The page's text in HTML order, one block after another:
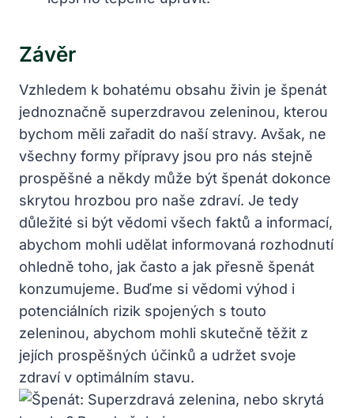
Závěr
Vzhledem k bohatému obsahu živin je špenát
jednoznačně superzdravou zeleninou, kterou
bychom měli zařadit do naší stravy. Avšak, ne
všechny formy přípravy jsou pro nás stejně
prospěšné a někdy může být špenát dokonce
skrytou hrozbou pro naše zdraví. Je tedy
důležité si být vědomi všech faktů a informací,
abychom mohli udělat informovaná rozhodnutí
ohledně toho, jak často a jak přesně špenát
konzumujeme. Buďme si vědomi výhod i
potenciálních rizik spojených s touto
zeleninou, abychom mohli skutečně těžit z
jejích prospěšných účinků a udržet svoje
zdraví v optimálním stavu.